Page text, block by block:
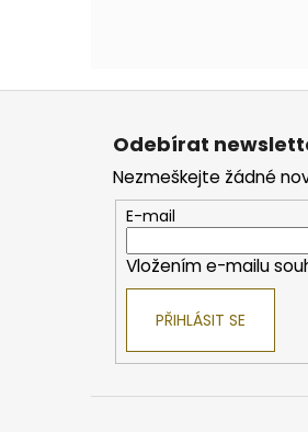
Z
Odebírat
Nezmeškejte žádné
E-mail
Vložením e-mailu
PŘIHLÁSIT SE